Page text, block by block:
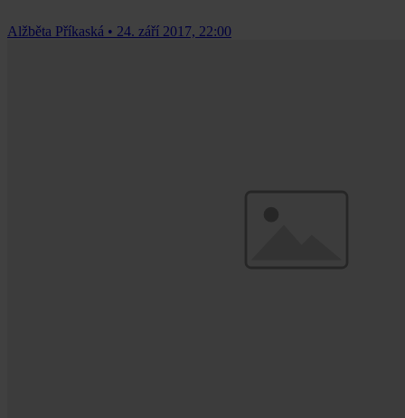
Alžběta Příkaská • 24. září 2017, 22:00